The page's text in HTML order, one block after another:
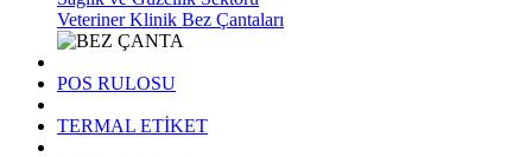
Veteriner Klinik Bez Çantaları
POS RULOSU
TERMAL ETİKET